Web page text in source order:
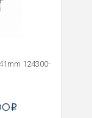
124300-
i